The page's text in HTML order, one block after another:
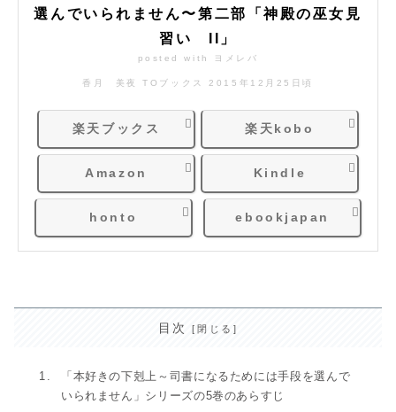
選んでいられません〜第二部「神殿の巫女見
習い II」
posted with ヨメレバ
香月 美夜 TOブックス 2015年12月25日頃
楽天ブックス 楽天kobo
Amazon Kindle
honto ebookjapan
目次
「本好きの下剋上～司書になるためには手段を選んで
いられません」シリーズの5巻のあらすじ